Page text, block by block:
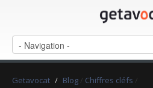
Getavocat / Blog / Chiffres cléfs /